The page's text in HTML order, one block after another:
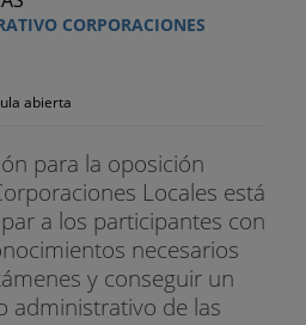
CORPORACIONES
abierta
para la oposición
Locales está
a los participantes con
necesarios
y conseguir un
administrativo de las